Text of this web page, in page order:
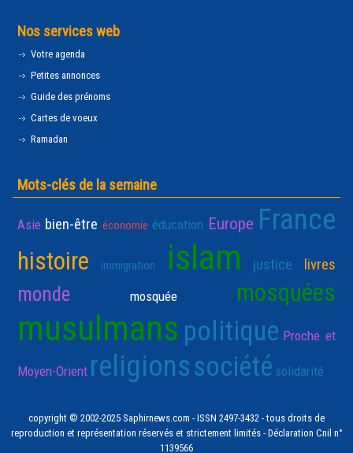
Nos services web
Votre agenda
Petites annonces
Guide des prénoms
Cartes de voeux
Ramadan
Mots-clés de la semaine
Asie bien-être économie éducation Europe France
histoire immigration islam justice livres
monde mosquée mosquées
musulmans politique Proche et
Moyen-Orient religionssociété solidarité
copyright © 2002-2025 Saphirnews.com - ISSN 2497-3432 - tous droits de
reproduction et représentation réservés et strictement limités - Déclaration Cnil n°
1139566